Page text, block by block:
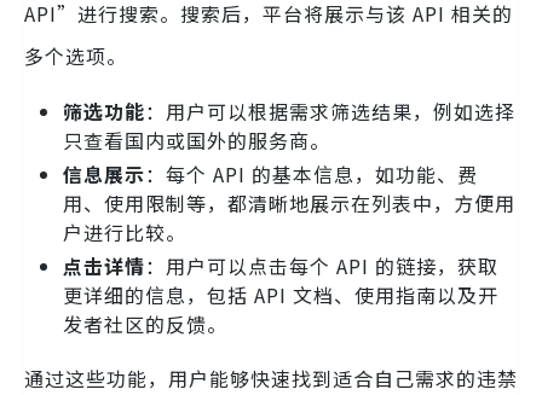
API”进行搜索。搜索后，平台将展示与该 API 相关的
多个选项。
筛选功能：用户可以根据需求筛选结果，例如选择
只查看国内或国外的服务商。
信息展示：每个 API 的基本信息，如功能、费
用、使用限制等，都清晰地展示在列表中，方便用
户进行比较。
点击详情：用户可以点击每个 API 的链接，获取
更详细的信息，包括 API 文档、使用指南以及开
发者社区的反馈。
通过这些功能，用户能够快速找到适合自己需求的违禁